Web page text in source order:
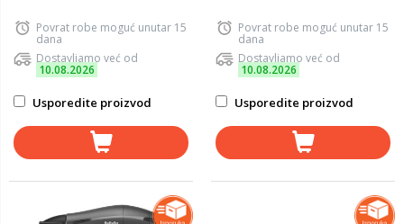
Povrat robe moguć unutar 15
dana
Dostavljamo već od
10.08.2026
Usporedite proizvod
Povrat robe moguć unutar 15
dana
Dostavljamo već od
10.08.2026
Usporedite proizvod